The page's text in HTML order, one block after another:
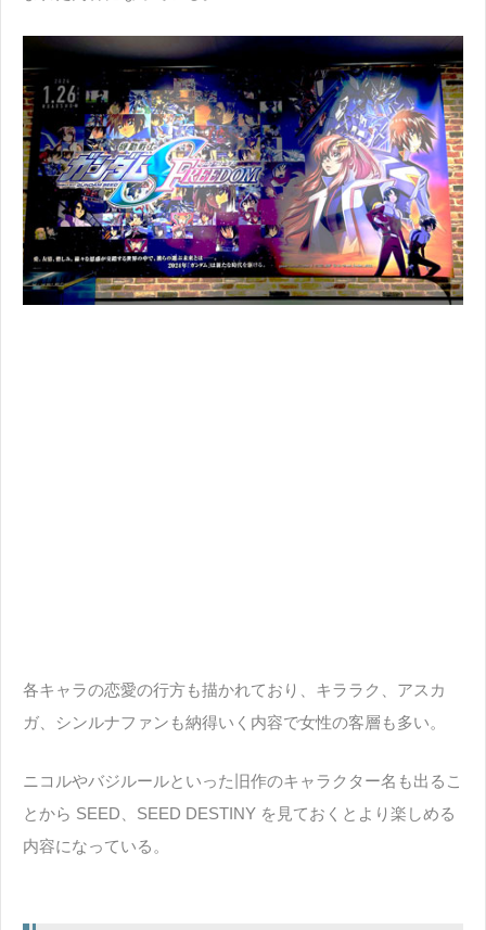
各キャラの恋愛の行方も描かれており、キララク、アスカ
ガ、シンルナファンも納得いく内容で女性の客層も多い。
ニコルやバジルールといった旧作のキャラクター名も出るこ
とから SEED、SEED DESTINY を見ておくとより楽しめる
内容になっている。